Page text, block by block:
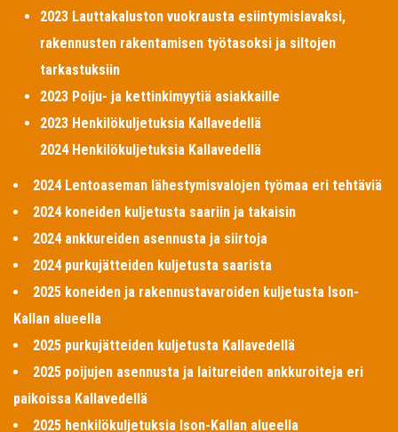
2023 Lauttakaluston vuokrausta esiintymislavaksi,
rakennusten rakentamisen työtasoksi ja siltojen
tarkastuksiin
2023 Poiju- ja kettinkimyytiä asiakkaille
2023 Henkilökuljetuksia Kallavedellä
2024 Henkilökuljetuksia Kallavedellä
2024 Lentoaseman lähestymisvalojen työmaa eri tehtäviä
2024 koneiden kuljetusta saariin ja takaisin
2024 ankkureiden asennusta ja siirtoja
2024 purkujätteiden kuljetusta saarista
2025 koneiden ja rakennustavaroiden kuljetusta Ison-
Kallan alueella
2025 purkujätteiden kuljetusta Kallavedellä
2025 poijujen asennusta ja laitureiden ankkuroiteja eri
paikoissa Kallavedellä
2025 henkilökuljetuksia Ison-Kallan alueella